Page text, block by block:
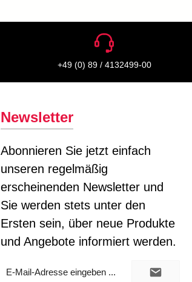
+49 (0) 89 / 4132499-00
Newsletter
Abonnieren Sie jetzt einfach
unseren regelmäßig
erscheinenden Newsletter und
Sie werden stets unter den
Ersten sein, über neue Produkte
und Angebote informiert werden.
Mail-